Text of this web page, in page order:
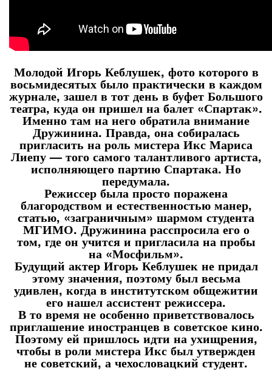
Молодой Игорь Кеблушек, фото которого в
восьмидесятых было практически в каждом
журнале, зашел в тот день в буфет Большого
театра, куда он пришел на балет «Спартак».
Именно там на него обратила внимание
Дружинина. Правда, она собиралась
пригласить на роль мистера Икс Мариса
Лиепу — того самого талантливого артиста,
исполняющего партию Спартака. Но
передумала.
Режиссер была просто поражена
благородством и естественностью манер,
статью, «заграничным» шармом студента
МГИМО. Дружинина расспросила его о
том, где он учится и пригласила на пробы
на «Мосфильм».
Будущий актер Игорь Кеблушек не придал
этому значения, поэтому был весьма
удивлен, когда в институтском общежитии
его нашел ассистент режиссера.
В то время не особенно приветствовалось
приглашение иностранцев в советское кино.
Поэтому ей пришлось идти на ухищрения,
чтобы в роли мистера Икс был утвержден
не советский, а чехословацкий студент.